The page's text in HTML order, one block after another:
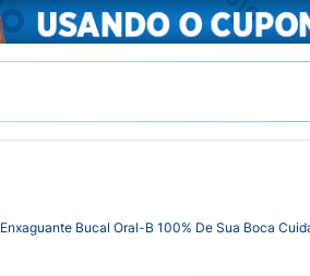
Enxaguante Bucal Oral-B 100% De Sua Boca